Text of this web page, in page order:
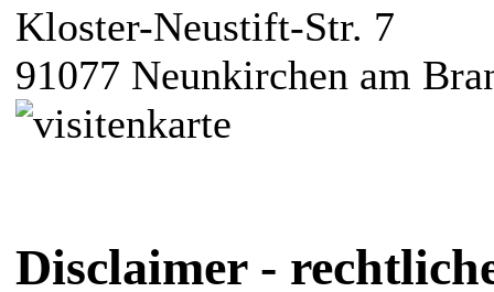
Kloster-Neustift-Str. 7
91077 Neunkirchen am
Disclaimer -